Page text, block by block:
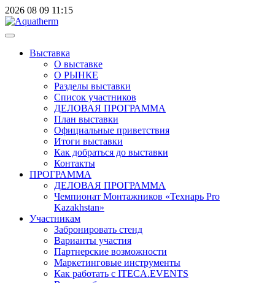
2026 08 09 11:15
Выставка
О выставке
О РЫНКЕ
Разделы выставки
Список участников
ДЕЛОВАЯ ПРОГРАММА
План выставки
Официальные приветствия
Итоги выставки
Как добраться до выставки
Контакты
ПРОГРАММА
ДЕЛОВАЯ ПРОГРАММА
Чемпионат Монтажников «Технарь Pro
Kazakhstan»
Участникам
Забронировать стенд
Варианты участия
Партнерские возможности
Маркетинговые инструменты
Как работать с ITECA.EVENTS